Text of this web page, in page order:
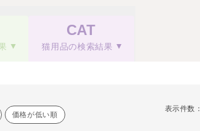
CAT
猫用品の検索結果
価格が低い順
表示件数：